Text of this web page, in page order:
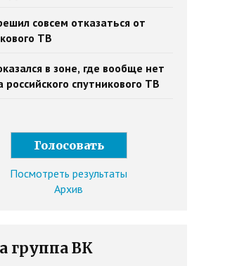
совсем отказаться от
ТВ
в зоне, где вообще нет
российского спутникового ТВ
Посмотреть результаты
Архив
группа ВК